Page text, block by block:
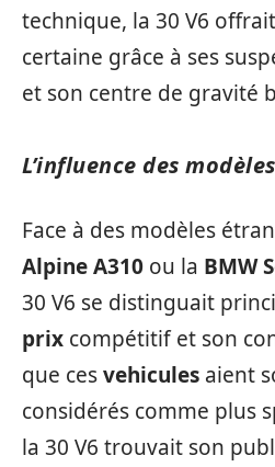
technique, la 30 V6
certaine grâce à ses
et son centre de gravité
L’influence des
Face à des modèles
Alpine A310 ou la BMW
30 V6 se distinguait
prix compétitif et son
que cesvehicules aient
considérés comme plus
la 30 V6 trouvait son